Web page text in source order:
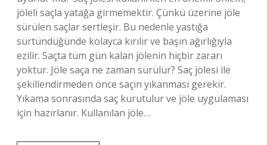
jöleli saçla yatağa girmemektir. Çünkü üzerine jöle
sürülen saçlar sertleşir. Bu nedenle yastığa
sürtündüğünde kolayca kırılır ve başın ağırlığıyla
ezilir. Saçta tüm gün kalan jölenin hiçbir zararı
yoktur. Jöle saça ne zaman sürülür? Saç jölesi ile
şekillendirmeden önce saçın yıkanması gerekir.
Yıkama sonrasında saç kurutulur ve jöle uygulaması
için hazırlanır. Kullanılan jöle…